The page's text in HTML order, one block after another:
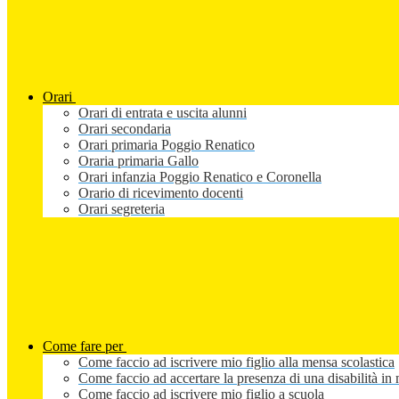
Orari
Orari di entrata e uscita alunni
Orari secondaria
Orari primaria Poggio Renatico
Oraria primaria Gallo
Orari infanzia Poggio Renatico e Coronella
Orario di ricevimento docenti
Orari segreteria
Come fare per
Come faccio ad iscrivere mio figlio alla mensa scolastica
Come faccio ad accertare la presenza di una disabilità
Come faccio ad iscrivere mio figlio a scuola